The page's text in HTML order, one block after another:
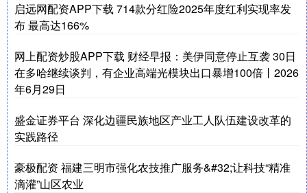
启远网配资APP下载 714款分红险2025年度红利实现率发
布 最高达166%
网上配资炒股APP下载 财经早报：美伊同意停止互袭 30日
在多哈继续谈判，有企业高端光模块出口暴增100倍丨2026
年6月29日
盛金证券平台 深化边疆民族地区产业工人队伍建设改革的
实践路径
豪极配资 福建三明市强化农技推广服务&#32;让科技“精准
滴灌”山区农业